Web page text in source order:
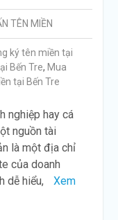
TÊN MIỀN
ký tên miền tại
Bến Tre, Mua
tại Bến Tre
nghiệp hay cá
nguồn tài
là một địa chỉ
của doanh
dễ hiểu,
Xem